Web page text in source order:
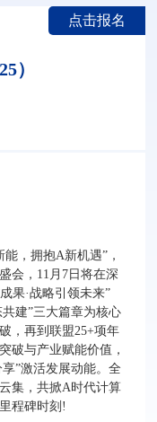
）
点击报名
，拥抱A新机遇”，
会，11月7日将在深
果·战略引领未来”
建”三大篇章为核心
，再到联盟25+项年
破与产业赋能价值，
”激活发展动能。全
集，共掀A时代计算
程碑时刻!